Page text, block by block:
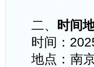
二、
时间
时间：
地点： 南